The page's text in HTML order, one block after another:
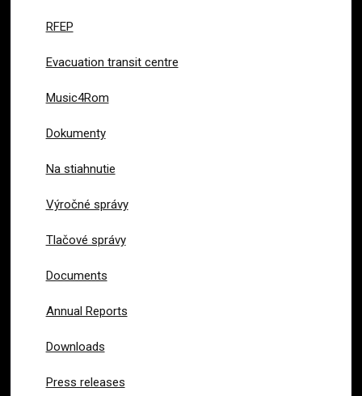
RFEP
Evacuation transit centre
Music4Rom
Dokumenty
Na stiahnutie
Výročné správy
Tlačové správy
Documents
Annual Reports
Downloads
Press releases